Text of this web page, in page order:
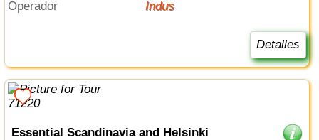
Operador
Indus
Detalles
Essential Scandinavia and Helsinki